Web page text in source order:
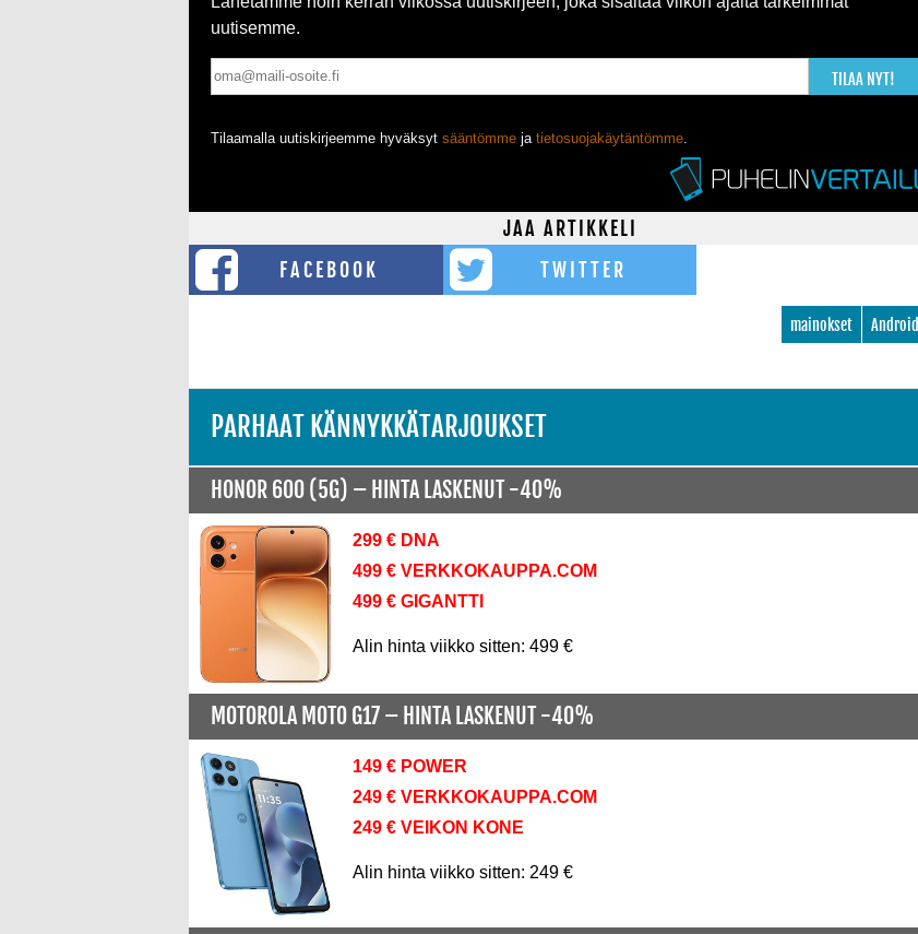
uutisemme.
TILAA NYT!
Tilaamalla uutiskirjeemme hyväksyt sääntömme ja tietosuojakäytäntömme
JAA ARTIKKELI
FACEBOOK
TWITTER
Android
mainokset
PARHAAT KÄNNYKKÄTARJOUKSET
HONOR 600 (5G) – HINTA LASKENUT -40%
299 € DNA
499 € VERKKOKAUPPA.COM
499 € GIGANTTI
Alin hinta viikko sitten: 499 €
MOTOROLA MOTO G17 – HINTA LASKENUT -40%
149 € POWER
249 € VERKKOKAUPPA.COM
249 € VEIKON KONE
Alin hinta viikko sitten: 249 €